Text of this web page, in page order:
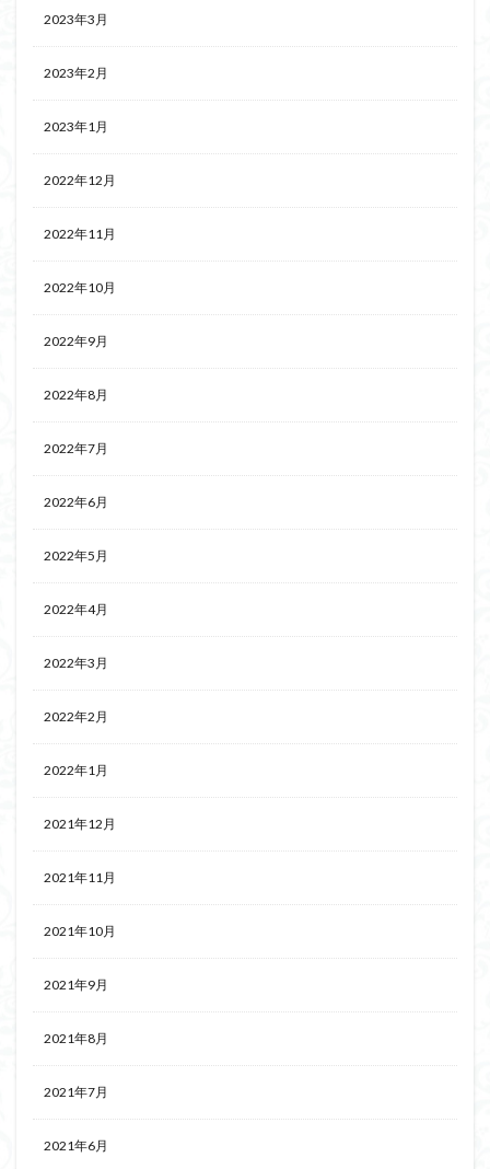
2023年3月
2023年2月
2023年1月
2022年12月
2022年11月
2022年10月
2022年9月
2022年8月
2022年7月
2022年6月
2022年5月
2022年4月
2022年3月
2022年2月
2022年1月
2021年12月
2021年11月
2021年10月
2021年9月
2021年8月
2021年7月
2021年6月